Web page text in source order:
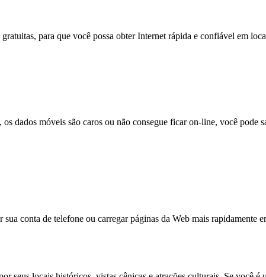
para que você possa obter Internet rápida e confiável em
dados móveis são caros ou não consegue ficar on-line, você pode
conta de telefone ou carregar páginas da Web mais rapidamente